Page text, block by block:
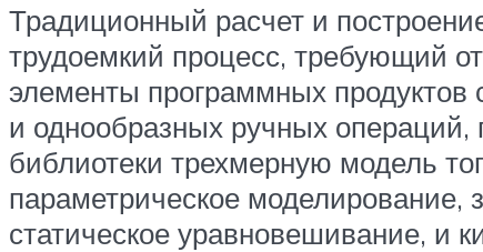
Традиционный расчет и
трудоемкий процесс, требующий
элементы программных
и однообразных ручных операций,
библиотеки трехмерную модель
параметрическое
статическое уравновешивание, и